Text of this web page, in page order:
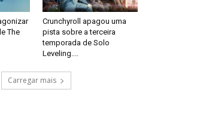
The
Crunchyroll apagou uma
pista sobre a terceira
temporada de Solo
Leveling....
Carregar mais